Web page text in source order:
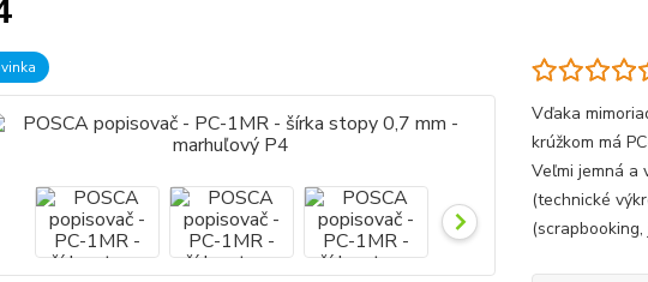
Vďaka
krúžkom má
Veľmi jemná a
(technické